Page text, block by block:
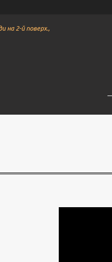
на 2-й поверх.,